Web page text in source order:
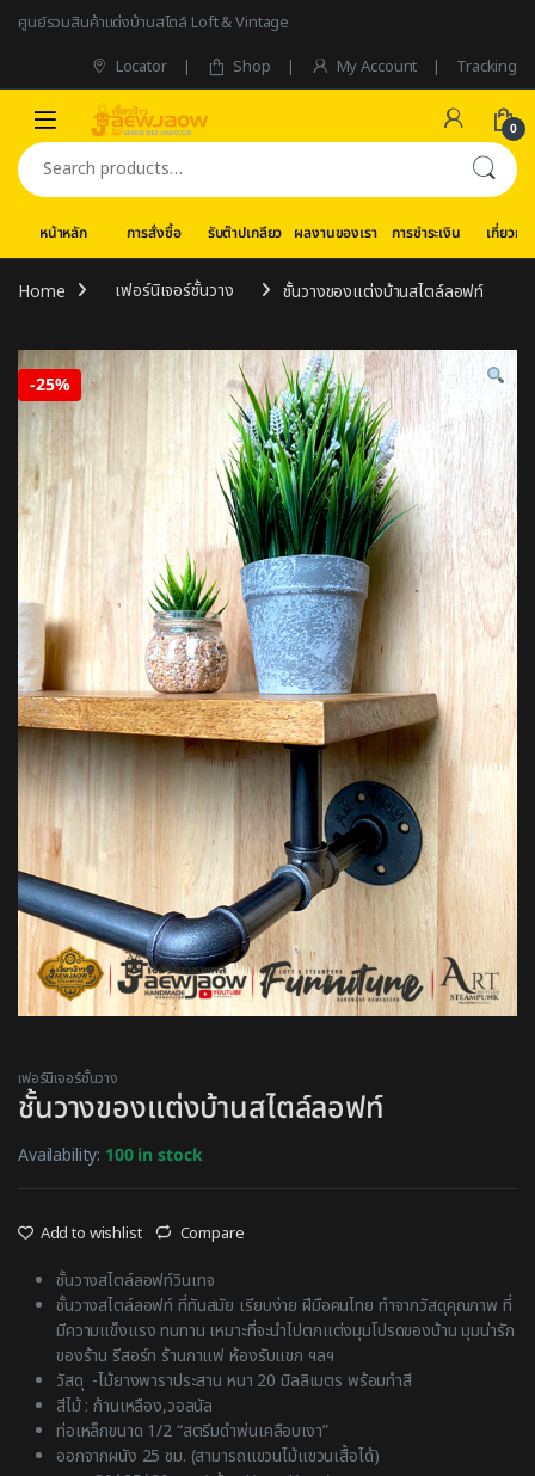
Skip to navigation
Skip to content
ศูนย์รวมสินค้าแต่งบ้านสไตล์ Loft & Vintage
Locator
Shop My Account Tracking
0
Search for:
หน้าหลัก การสั่งซื้อ รับต๊าปเกลียว ผลงานของเรา การชำระเงิน เกี่ยวกับ
Home เฟอร์นิเจอร์ชั้นวาง ชั้นวางของแต่งบ้านสไตล์ลอฟท์
-25%
เฟอร์นิเจอร์ชั้นวาง
ชั้นวางของแต่งบ้านสไตล์ลอฟท์
Availability: 100 in stock
Add to wishlist Compare
ชั้นวางสไตล์ลอฟท์วินเทจ
ชั้นวางสไตล์ลอฟท์ ที่ทันสมัย เรียบง่าย ฝีมือคนไทย ทำจากวัสดุคุณภาพ ที่
มีความแข็งแรง ทนทาน เหมาะที่จะนำไปตกแต่งมุมโปรดของบ้าน มุมน่ารัก
ของร้าน รีสอร์ท ร้านกาแฟ ห้องรับแขก ฯลฯ
วัสดุ -ไม้ยางพาราประสาน หนา 20 มิลลิเมตร พร้อมทำสี
สีไม้ : ก้านเหลือง,วอลนัล
ท่อเหล็กขนาด 1/2 “สตรีมดำพ่นเคลือบเงา”
ออกจากผนัง 25 ซม. (สามารถแขวนไม้แขวนเสื้อได้)